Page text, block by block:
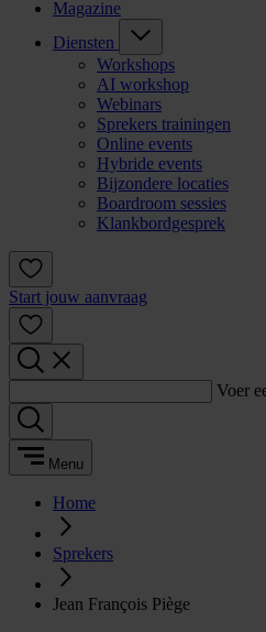
Magazine
Diensten
Workshops
AI workshop
Webinars
Sprekers trainingen
Online events
Hybride events
Bijzondere locaties
Boardroom sessies
Klankbordgesprek
Start jouw aanvraag
Voer
Menu
Home
Sprekers
Jean François Piège